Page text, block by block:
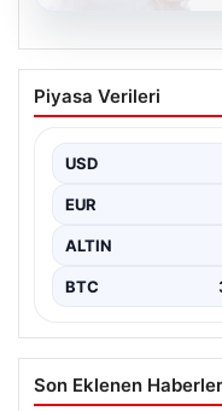
Kelebek.Org
Güvenli Adresi
sağlaması büyük
Piyasa Verileri
USD
EUR
ALTIN
BTC
Son Eklenen Haberler